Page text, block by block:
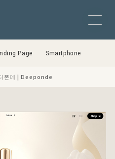
Page Smartphone
폰데 | Deeponde